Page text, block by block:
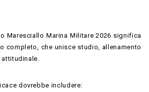
Maresciallo Marina Militare 2026 significa
completo, che unisce studio, allenamento
dovrebbe includere: